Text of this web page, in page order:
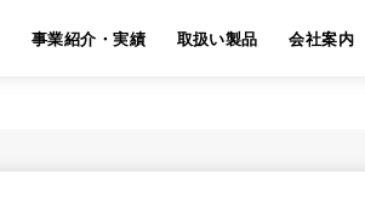
事業紹介・実績 取扱い製品 会社案内